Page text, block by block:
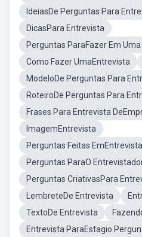
IdeiasDe Perguntas Para
DicasPara Entrevista
Perguntas ParaFazer Em
Como Fazer UmaEntrevista
ModeloDe Perguntas Para
RoteiroDe Perguntas Para
Frases Para Entrevista
ImagemEntrevista
Perguntas Feitas
Perguntas ParaO
Perguntas CriativasPara
LembreteDe Entrevista
TextoDe Entrevista
Entrevista ParaEstagio